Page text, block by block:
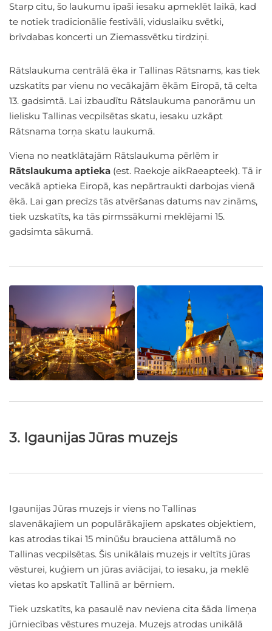
Starp citu, šo laukumu īpaši iesaku apmeklēt laikā, kad
te notiek tradicionālie festivāli, viduslaiku svētki,
brīvdabas koncerti un Ziemassvētku tirdziņi.
Rātslaukuma centrālā ēka ir Tallinas Rātsnams, kas tiek
uzskatīts par vienu no vecākajām ēkām Eiropā, tā celta
13. gadsimtā. Lai izbaudītu Rātslaukuma panorāmu un
lielisku Tallinas vecpilsētas skatu, iesaku uzkāpt
Rātsnama torņa skatu laukumā.
Viena no neatklātajām Rātslaukuma pērlēm ir
Rātslaukuma aptieka (est. Raekoje aikRaeapteek). Tā ir
vecākā aptieka Eiropā, kas nepārtraukti darbojas vienā
ēkā. Lai gan precīzs tās atvēršanas datums nav zināms,
tiek uzskatīts, ka tās pirmssākumi meklējami 15.
gadsimta sākumā.
3. Igaunijas Jūras muzejs
Igaunijas Jūras muzejs ir viens no Tallinas
slavenākajiem un populārākajiem apskates objektiem,
kas atrodas tikai 15 minūšu brauciena attālumā no
Tallinas vecpilsētas. Šis unikālais muzejs ir veltīts jūras
vēsturei, kuģiem un jūras aviācijai, to iesaku, ja meklē
vietas ko apskatīt Tallinā ar bērniem.
Tiek uzskatīts, ka pasaulē nav neviena cita šāda līmeņa
jūrniecības vēstures muzeja. Muzejs atrodas unikālā